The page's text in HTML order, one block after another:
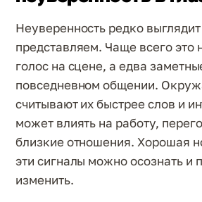
Неуверенность редко
представляем. Чаще всего это
голос на сцене, а едва
повседневном общении.
считывают их быстрее слов и
может влиять на работу,
близкие отношения. Хорошая
эти сигналы можно осознать и
изменить.